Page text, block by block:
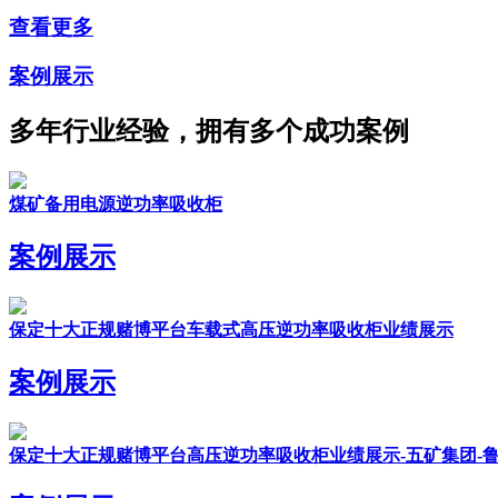
查看更多
案例展示
多年行业经验，拥有多个成功案例
煤矿备用电源逆功率吸收柜
案例展示
保定十大正规赌博平台车载式高压逆功率吸收柜业绩展示
案例展示
保定十大正规赌博平台高压逆功率吸收柜业绩展示-五矿集团-